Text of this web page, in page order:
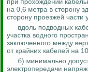
при прохождении
на 0,6 метра в сторону
сторону проезжей части
вдоль подводных
участка водного
заключенного между
от крайних кабелей на
б) минимально
электропередачи